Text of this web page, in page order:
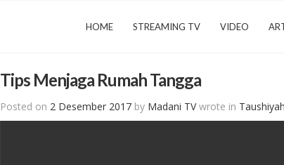
HOME STREAMING TV VIDEO
Tips Menjaga Rumah Tangga
Posted on 2 Desember 2017 by Madani TVwrote in Taushiyah